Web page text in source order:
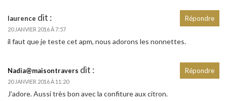
laurence dit :
20 JANVIER 2016 À 7:57
il faut que je teste cet apm, nous adorons les nonnettes.
Répondre
Nadia@maisontravers dit :
20 JANVIER 2016 À 11:20
J’adore. Aussi très bon avec la confiture aux citron.
Répondre